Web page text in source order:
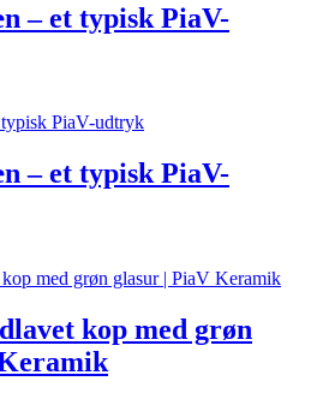
– et typisk PiaV-
– et typisk PiaV-
kop med grøn